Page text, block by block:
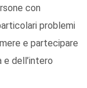
con
problemi
e partecipare
dell’intero